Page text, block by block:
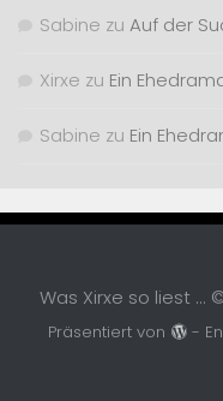
Sabine zu Auf der
Xirxe zu Ein
Sabine zu Ein
Was Xirxe so liest ...
Präsentiert von -